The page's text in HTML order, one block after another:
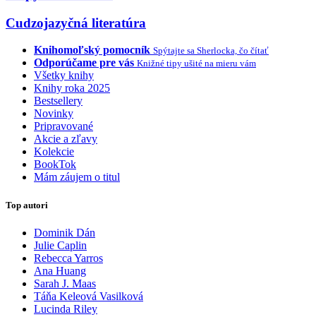
Cudzojazyčná literatúra
Knihomoľský pomocník Spýtajte sa Sherlocka, čo čítať
Odporúčame pre vás Knižné tipy ušité na mieru vám
Všetky knihy
Knihy roka 2025
Bestsellery
Novinky
Pripravované
Akcie a zľavy
Kolekcie
BookTok
Mám záujem o titul
Top autori
Dominik Dán
Julie Caplin
Rebecca Yarros
Ana Huang
Sarah J. Maas
Táňa Keleová Vasilková
Lucinda Riley